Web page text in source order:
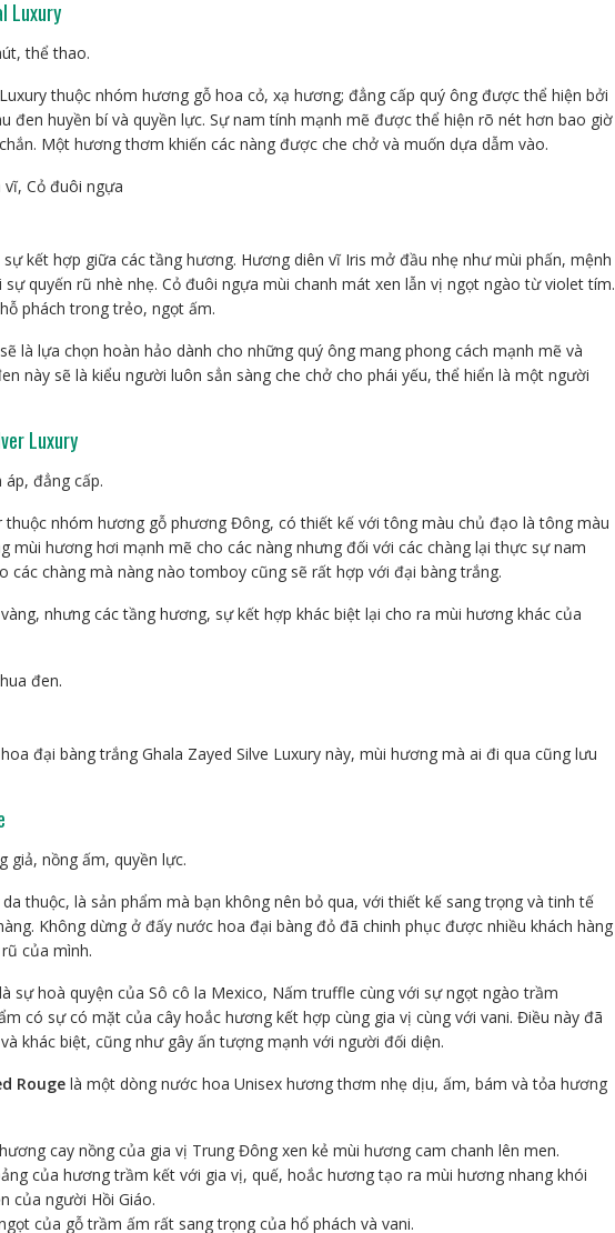
Luxury
thể thao.
thuộc nhóm hương gỗ hoa cỏ, xạ hương; đẳng cấp quý ông được thể hiện bởi
đen huyền bí và quyền lực. Sự nam tính mạnh mẽ được thể hiện rõ nét hơn bao giờ
Một hương thơm khiến các nàng được che chở và muốn dựa dẫm vào.
Cỏ đuôi ngựa
kết hợp giữa các tầng hương. Hương diên vĩ Iris mở đầu nhẹ như mùi phấn, mệnh
quyến rũ nhè nhẹ. Cỏ đuôi ngựa mùi chanh mát xen lẫn vị ngọt ngào từ violet tím.
phách trong trẻo, ngọt ấm.
là lựa chọn hoàn hảo dành cho những quý ông mang phong cách mạnh mẽ và
này sẽ là kiểu người luôn sẳn sàng che chở cho phái yếu, thể hiển là một người
Luxury
đẳng cấp.
thuộc nhóm hương gỗ phương Đông, có thiết kế với tông màu chủ đạo là tông màu
mùi hương hơi mạnh mẽ cho các nàng nhưng đối với các chàng lại thực sự nam
các chàng mà nàng nào tomboy cũng sẽ rất hợp với đại bàng trắng.
nhưng các tầng hương, sự kết hợp khác biệt lại cho ra mùi hương khác của
đen.
đại bàng trắng Ghala Zayed Silve Luxury này, mùi hương mà ai đi qua cũng lưu
giả, nồng ấm, quyền lực.
thuộc, là sản phẩm mà bạn không nên bỏ qua, với thiết kế sang trọng và tinh tế
Không dừng ở đấy nước hoa đại bàng đỏ đã chinh phục được nhiều khách hàng
của mình.
sự hoà quyện của Sô cô la Mexico, Nấm truffle cùng với sự ngọt ngào trầm
có sự có mặt của cây hoắc hương kết hợp cùng gia vị cùng với vani. Điều này đã
khác biệt, cũng như gây ấn tượng mạnh với người đối diện.
Rouge là một dòng nước hoa Unisex hương thơm nhẹ dịu, ấm, bám và tỏa hương
cay nồng của gia vị Trung Đông xen kẻ mùi hương cam chanh lên men.
của hương trầm kết với gia vị, quế, hoắc hương tạo ra mùi hương nhang khói
của người Hồi Giáo.
của gỗ trầm ấm rất sang trọng của hổ phách và vani.